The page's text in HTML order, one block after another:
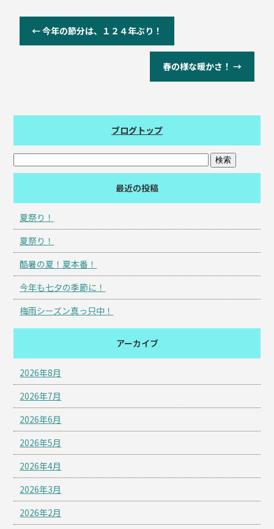
←今年の節分は、１２４年ぶり！
春の様な暖かさ！ →
ブログトップ
最近の投稿
夏祭り！
夏祭り！
酷暑の夏！夏本番！
今年も七夕の季節に！
梅雨シーズン真っ只中！
アーカイブ
2026年8月
2026年7月
2026年6月
2026年5月
2026年4月
2026年3月
2026年2月